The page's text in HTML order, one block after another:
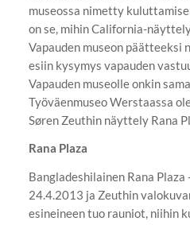
museossa nimetty
on se, mihin California-
Vapauden museon päätteeksi
esiin kysymys vapauden
Vapauden museolle onkin
Työväenmuseo Werstaassa
Søren Zeuthin näyttely Rana
Rana Plaza
Bangladeshilainen Rana
24.4.2013 ja Zeuthin
esineineen tuo rauniot, niihin